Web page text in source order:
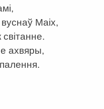
вуснаў Маіх,
ахвяры,